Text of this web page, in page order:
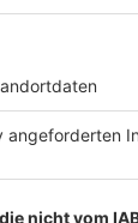
ab.
Millionen
oder dem
handelt